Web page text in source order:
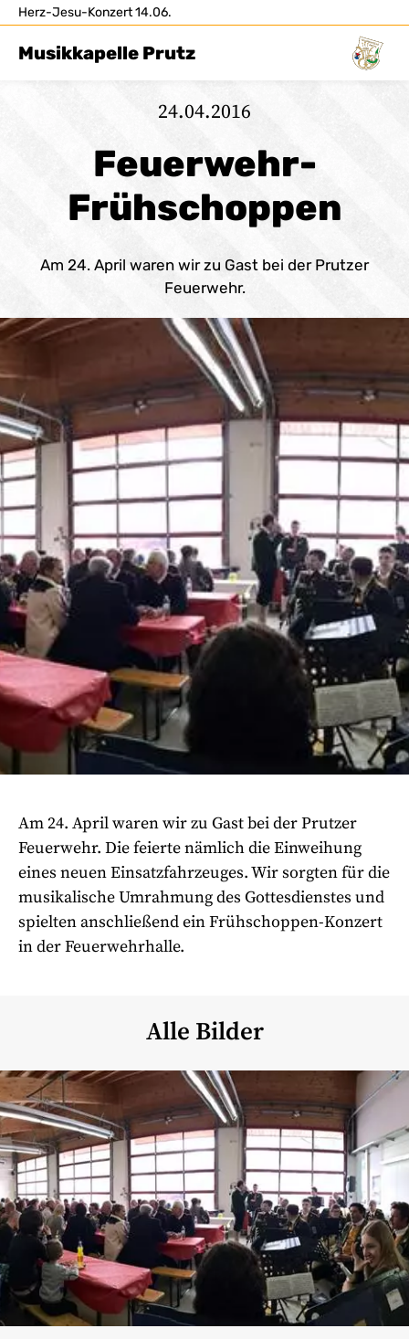
Herz-Jesu-Konzert 14.06.
Musikkapelle Prutz
24.04.2016
Feuerwehr-
Frühschoppen
Am 24. April waren wir zu Gast bei der Prutzer
Feuerwehr.
Am 24. April waren wir zu Gast bei der Prutzer
Feuerwehr. Die feierte nämlich die Einweihung
eines neuen Einsatzfahrzeuges. Wir sorgten für die
musikalische Umrahmung des Gottesdienstes und
spielten anschließend ein Frühschoppen-Konzert
in der Feuerwehrhalle.
Alle Bilder